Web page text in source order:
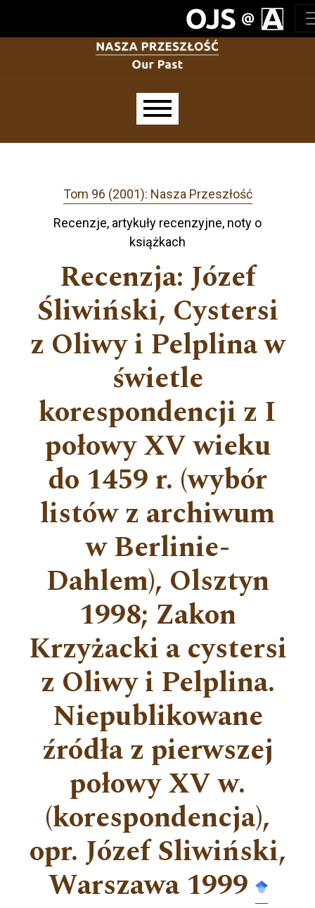
Tom 96 (2001): Nasza Przeszłość
Recenzje, artykuły recenzyjne, noty o
książkach
Recenzja: Józef
Śliwiński, Cystersi
z Oliwy i Pelplina w
świetle
korespondencji z I
połowy XV wieku
do 1459 r. (wybór
listów z archiwum
w Berlinie-
Dahlem), Olsztyn
1998; Zakon
Krzyżacki a cystersi
z Oliwy i Pelplina.
Niepublikowane
źródła z pierwszej
połowy XV w.
(korespondencja),
opr. Józef Sliwiński,
Warszawa 1999